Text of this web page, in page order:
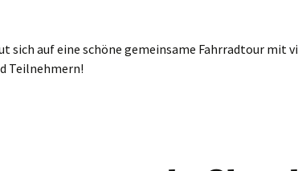
sich auf eine schöne gemeinsame Fahrradtour mit
Teilnehmern!